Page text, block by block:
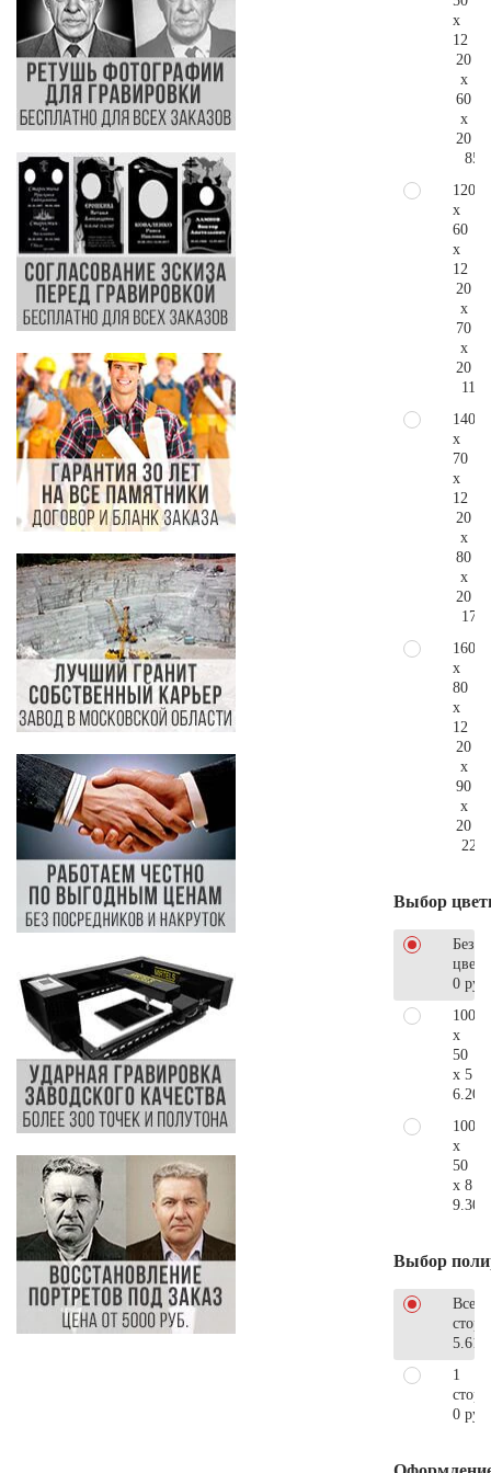
x
12
20
x
60
x
20
120
x
60
x
12
20
x
70
x
20
140
x
70
x
12
20
x
80
x
20
160
x
80
x
12
20
x
90
x
20
Выбор
Без
0 руб.
100
x
50
x 5
100
x
50
x 8
Выбор
Все
1
0 руб.